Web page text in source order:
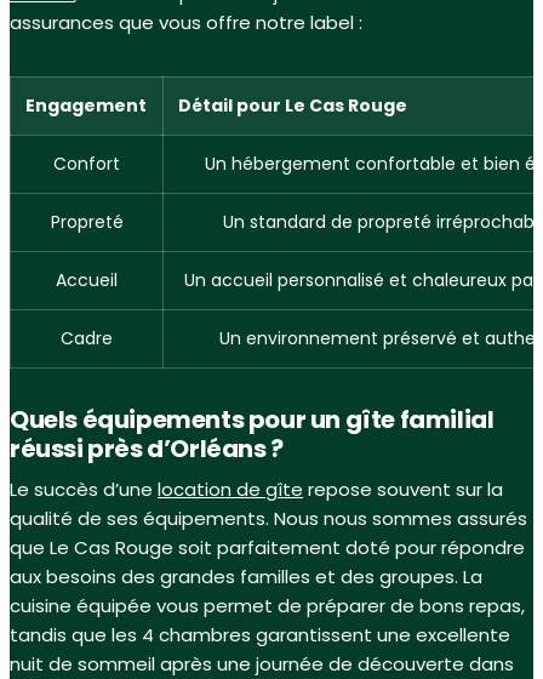
assurances que vous offre notre label :
Engagement Détail pour Le Cas Rouge
Confort Un hébergement confortable et bien
Propreté Un standard de propreté
Accueil Un accueil personnalisé et chaleureux
Cadre Un environnement préservé et
Quels équipements pour un gîte familial
réussi près d’Orléans ?
Le succès d’une location de gîte repose souvent sur la
qualité de ses équipements. Nous nous sommes assurés
que Le Cas Rouge soit parfaitement doté pour répondre
aux besoins des grandes familles et des groupes. La
cuisine équipée vous permet de préparer de bons repas,
tandis que les 4 chambres garantissent une excellente
nuit de sommeil après une journée de découverte dans